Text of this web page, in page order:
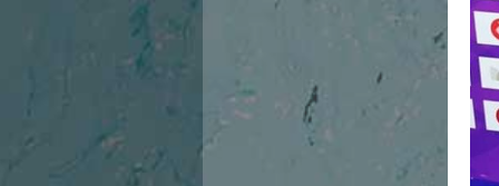
Campionato A2 Maschile
Campionato A2 Femminile
Storico Campionati 2003-2017
Finali Giovanili
Trofei delle Regioni
CoMeN Cup